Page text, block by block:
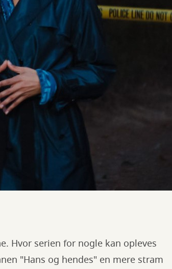
Hvor serien for nogle kan opleves
"Hans og hendes" en mere stram